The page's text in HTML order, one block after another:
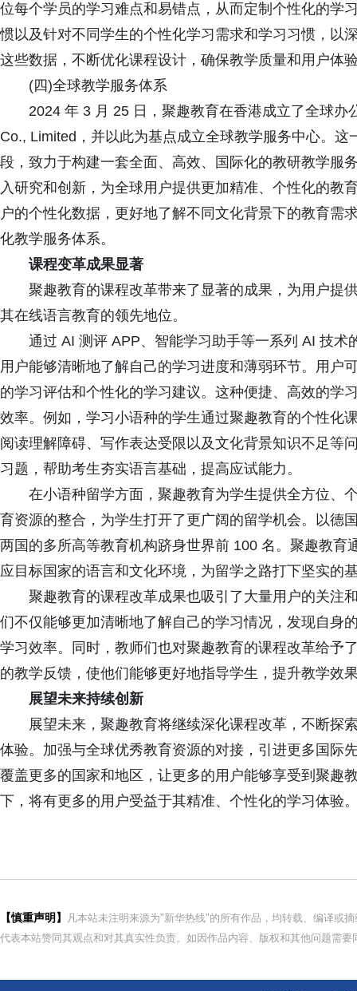
位每个学员的学习难点和易错点，从而定制个性化的学
惯以及针对不同学生的个性化学习需求和学习习惯，以
这些数据，不断优化课程设计，确保教学质量和用户体
(四)全球教学服务体系
2024 年 3 月 25 日，聚趣教育在香港成立了全球办
Co., Limited，并以此为基点成立全球教学服务中心。
段，致力于构建一套全面、高效、国际化的教研教学服
入研究和创新，为全球用户提供更加精准、个性化的教
户的个性化数据，更好地了解不同文化背景下的教育需
化教学服务体系。
课程变革成果显著
聚趣教育的课程改革带来了显著的成果，为用户提
其在线语言教育的领先地位。
通过 AI 测评 APP、智能学习助手等一系列 AI 技术
用户能够清晰地了解自己的学习进度和薄弱环节。用户
的学习评估和个性化的学习建议。这种便捷、高效的学
效率。例如，学习小语种的学生通过聚趣教育的个性化
阅读理解障碍、写作表达受限以及文化背景知识不足等
习题，帮助考生夯实语言基础，提高应试能力。
在小语种留学方面，聚趣教育为学生提供全方位、
育资源的整合，为学生打开了更广阔的留学机会。以德
两国的多所高等教育机构跻身世界前 100 名。聚趣教
应目标国家的语言和文化环境，为留学之路打下坚实的
聚趣教育的课程改革成果也吸引了大量用户的关注
们不仅能够更加清晰地了解自己的学习情况，发现自身
学习效率。同时，教师们也对聚趣教育的课程改革给予
的教学反馈，使他们能够更好地指导学生，提升教学效
展望未来持续创新
展望未来，聚趣教育将继续深化课程改革，不断探
体验。加强与全球优秀教育资源的对接，引进更多国际
覆盖更多的国家和地区，让更多的用户能够享受到聚趣
下，将有更多的用户受益于其精准、个性化的学习体验
【慎重声明】
凡本站未注明来源为"新华热线"的所有作品，均转载、编译或
代表本站赞同其观点和对其真实性负责。如因作品内容、版权和其他问题需